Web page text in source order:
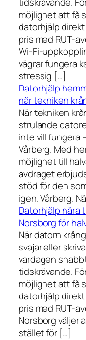
tidskrävande.
möjlighet att få
datorhjälp
pris med RUT-
Wi-Fi-
vägrar fungera
stressig […]
Datorhjälp
när tekniken
När tekniken
strulande
inte vill fungera
Vårberg. Med
möjlighet till
avdraget
stöd för den
igen. Vårberg.
Datorhjälp nära
Norsborg för
När datorn
svajar eller
vardagen
tidskrävande.
möjlighet att få
datorhjälp
pris med RUT-
Norsborg väljer
stället för […]